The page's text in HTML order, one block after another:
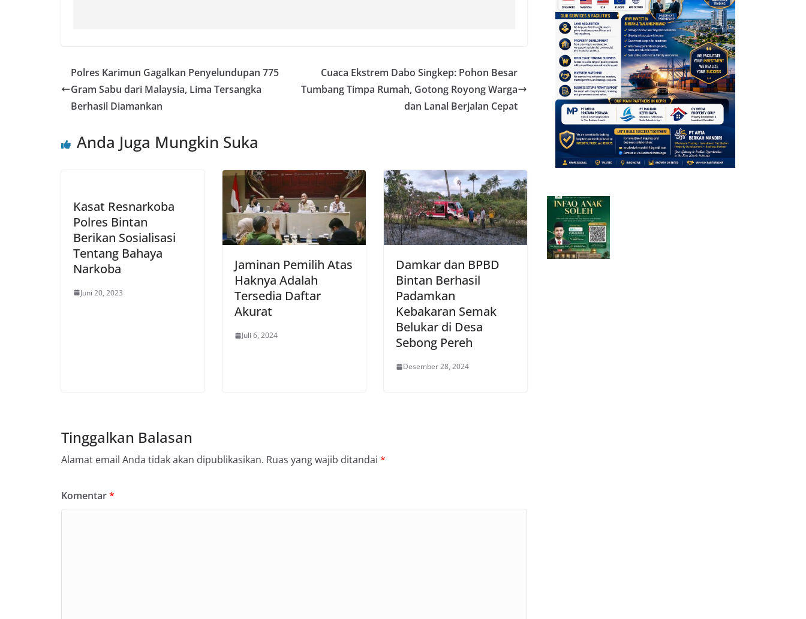
Polres Karimun Gagalkan Penyelundupan 775
Gram Sabu dari Malaysia, Lima Tersangka
Berhasil Diamankan
Cuaca Ekstrem Dabo Singkep: Pohon Besar
Tumbang Timpa Rumah, Gotong Royong Warga
dan Lanal Berjalan Cepat
Anda Juga Mungkin Suka
Kasat Resnarkoba
Polres Bintan
Berikan Sosialisasi
Tentang Bahaya
Narkoba
Juni 20, 2023
Jaminan Pemilih Atas
Haknya Adalah
Tersedia Daftar
Akurat
Juli 6, 2024
Damkar dan BPBD
Bintan Berhasil
Padamkan
Kebakaran Semak
Belukar di Desa
Sebong Pereh
Desember 28, 2024
Tinggalkan Balasan
Alamat email Anda tidak akan dipublikasikan. Ruas yang wajib ditandai *
Komentar*